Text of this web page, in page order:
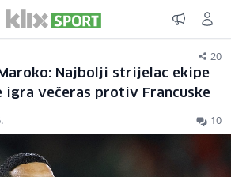
20
Najbolji strijelac ekipe
igra večeras protiv Francuske
10